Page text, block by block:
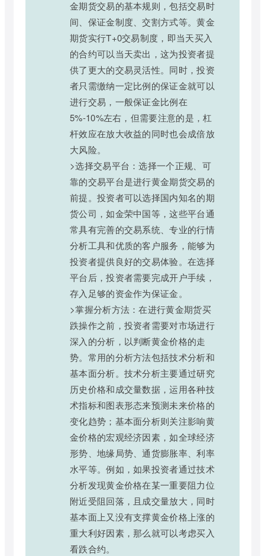
金期货交易的基本规则，包括交易时
间、保证金制度、交割方式等。黄金
期货实行T+0交易制度，即当天买入
的合约可以当天卖出，这为投资者提
供了更大的交易灵活性。同时，投资
者只需缴纳一定比例的保证金就可以
进行交易，一般保证金比例在
5%-10%左右，但需要注意的是，杠
杆效应在放大收益的同时也会成倍放
大风险。
>选择交易平台：选择一个正规、可
靠的交易平台是进行黄金期货交易的
前提。投资者可以选择国内知名的期
货公司，如金荣中国等，这些平台通
常具有完善的交易系统、专业的行情
分析工具和优质的客户服务，能够为
投资者提供良好的交易体验。在选择
平台后，投资者需要完成开户手续，
存入足够的资金作为保证金。
>掌握分析方法：在进行黄金期货买
跌操作之前，投资者需要对市场进行
深入的分析，以判断黄金价格的走
势。常用的分析方法包括技术分析和
基本面分析。技术分析主要通过研究
历史价格和成交量数据，运用各种技
术指标和图表形态来预测未来价格的
变化趋势；基本面分析则关注影响黄
金价格的宏观经济因素，如全球经济
形势、地缘局势、通货膨胀率、利率
水平等。例如，如果投资者通过技术
分析发现黄金价格在某一重要阻力位
附近受阻回落，且成交量放大，同时
基本面上又没有支撑黄金价格上涨的
重大利好因素，那么就可以考虑买入
看跌合约。